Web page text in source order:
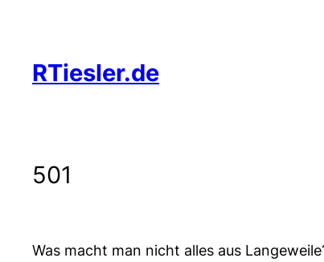
springen
RTiesler.de
501
Was macht man nicht alles aus